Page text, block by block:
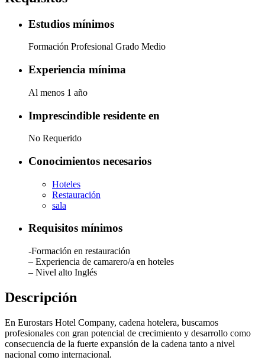
Estudios mínimos
Formación Profesional Grado Medio
Experiencia mínima
Al menos 1 año
Imprescindible residente en
No Requerido
Conocimientos necesarios
Hoteles
Restauración
sala
Requisitos mínimos
-Formación en restauración
– Experiencia de camarero/a en hoteles
– Nivel alto Inglés
Descripción
En Eurostars Hotel Company, cadena hotelera, buscamos
profesionales con gran potencial de crecimiento y desarrollo como
consecuencia de la fuerte expansión de la cadena tanto a nivel
nacional como internacional.